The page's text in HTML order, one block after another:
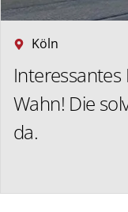
Köln
Interessantes
Wahn! Die
da.